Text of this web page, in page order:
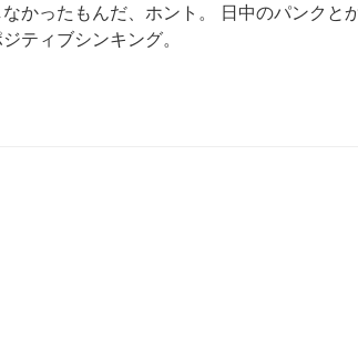
かったもんだ、ホント。 日中のパンクと
ティブシンキング。